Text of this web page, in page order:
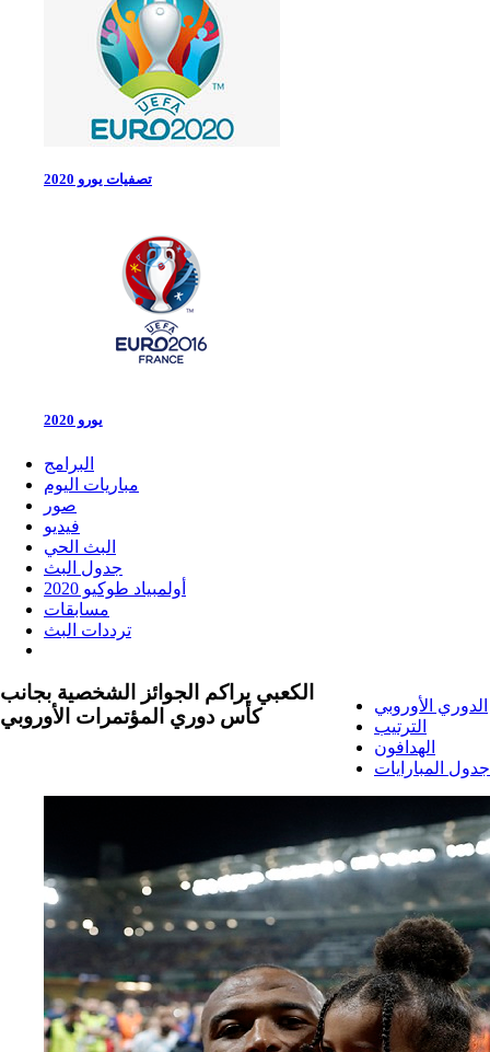
تصفيات يورو 2020
يورو 2020
البرامج
مباريات اليوم
صور
فيديو
البث الحي
جدول البث
أولمبياد طوكيو 2020
مسابقات
ترددات البث
الدوري الأوروبي
الترتيب
الهدافون
جدول المبارايات
الكعبي يراكم الجوائز الشخصية بجانب
كأس دوري المؤتمرات الأوروبي